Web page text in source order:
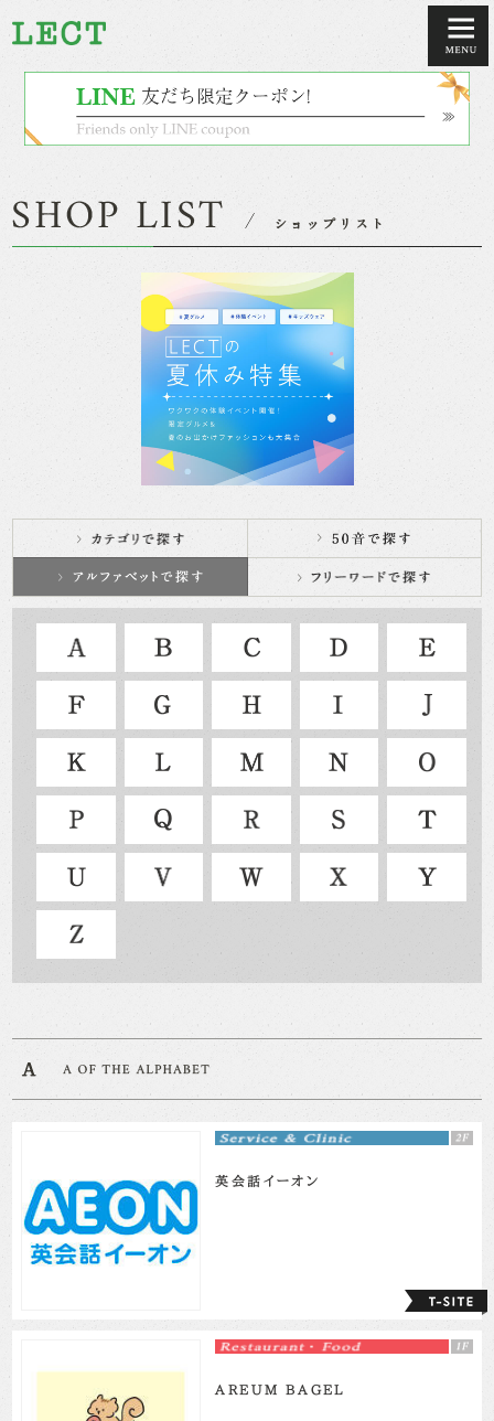
英会話イーオン
AREUM BAGEL